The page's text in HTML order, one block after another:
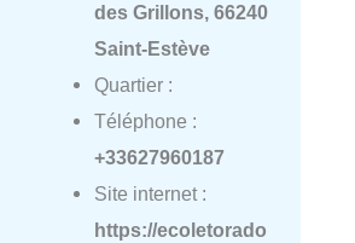
des Grillons, 66240
Saint-Estève
Quartier :
Téléphone :
+33627960187
Site internet :
https://ecoletorado